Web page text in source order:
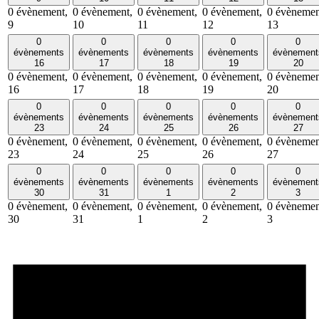
0 évènement,
9
0 évènement,
10
0 évènement,
11
0 évènement,
12
0
13
0
évènements
16
0 évènement,
16
0
évènements
17
0 évènement,
17
0
évènements
18
0 évènement,
18
0
évènements
19
0 évènement,
19
0
20
0
20
0
évènements
23
0 évènement,
23
0
évènements
24
0 évènement,
24
0
évènements
25
0 évènement,
25
0
évènements
26
0 évènement,
26
0
27
0
27
0
évènements
30
0 évènement,
30
0
évènements
31
0 évènement,
31
0
évènements
1
0 évènement,
1
0
évènements
2
0 évènement,
2
0
3
0
3